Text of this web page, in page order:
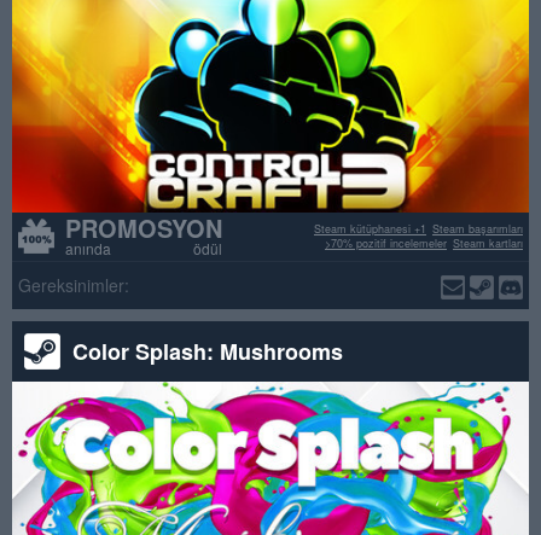
PROMOSYON
anında ödül
Steam başarımları
Steam kütüphanesi +1
Steam kartları
>70% pozitif incelemeler
Gereksinimler:
Color Splash: Mushrooms